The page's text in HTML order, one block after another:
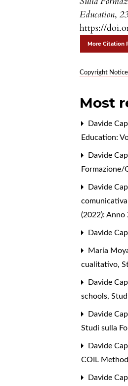
Education,
https://
More Citation
Copyright Notice
Most
Davide
Education:
Davide
Formazione/
Davide
(2022): Anno
Davide
María
cualitativo,
Davide
schools,
Davide
Studi sulla
Davide
COIL
Davide